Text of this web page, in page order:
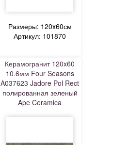
Размеры: 120x60см
Артикул: 101870
Керамогранит 120x60
10.6мм Four Seasons
A037623 Jadore Pol Rect
полированная зеленый
Ape Ceramica